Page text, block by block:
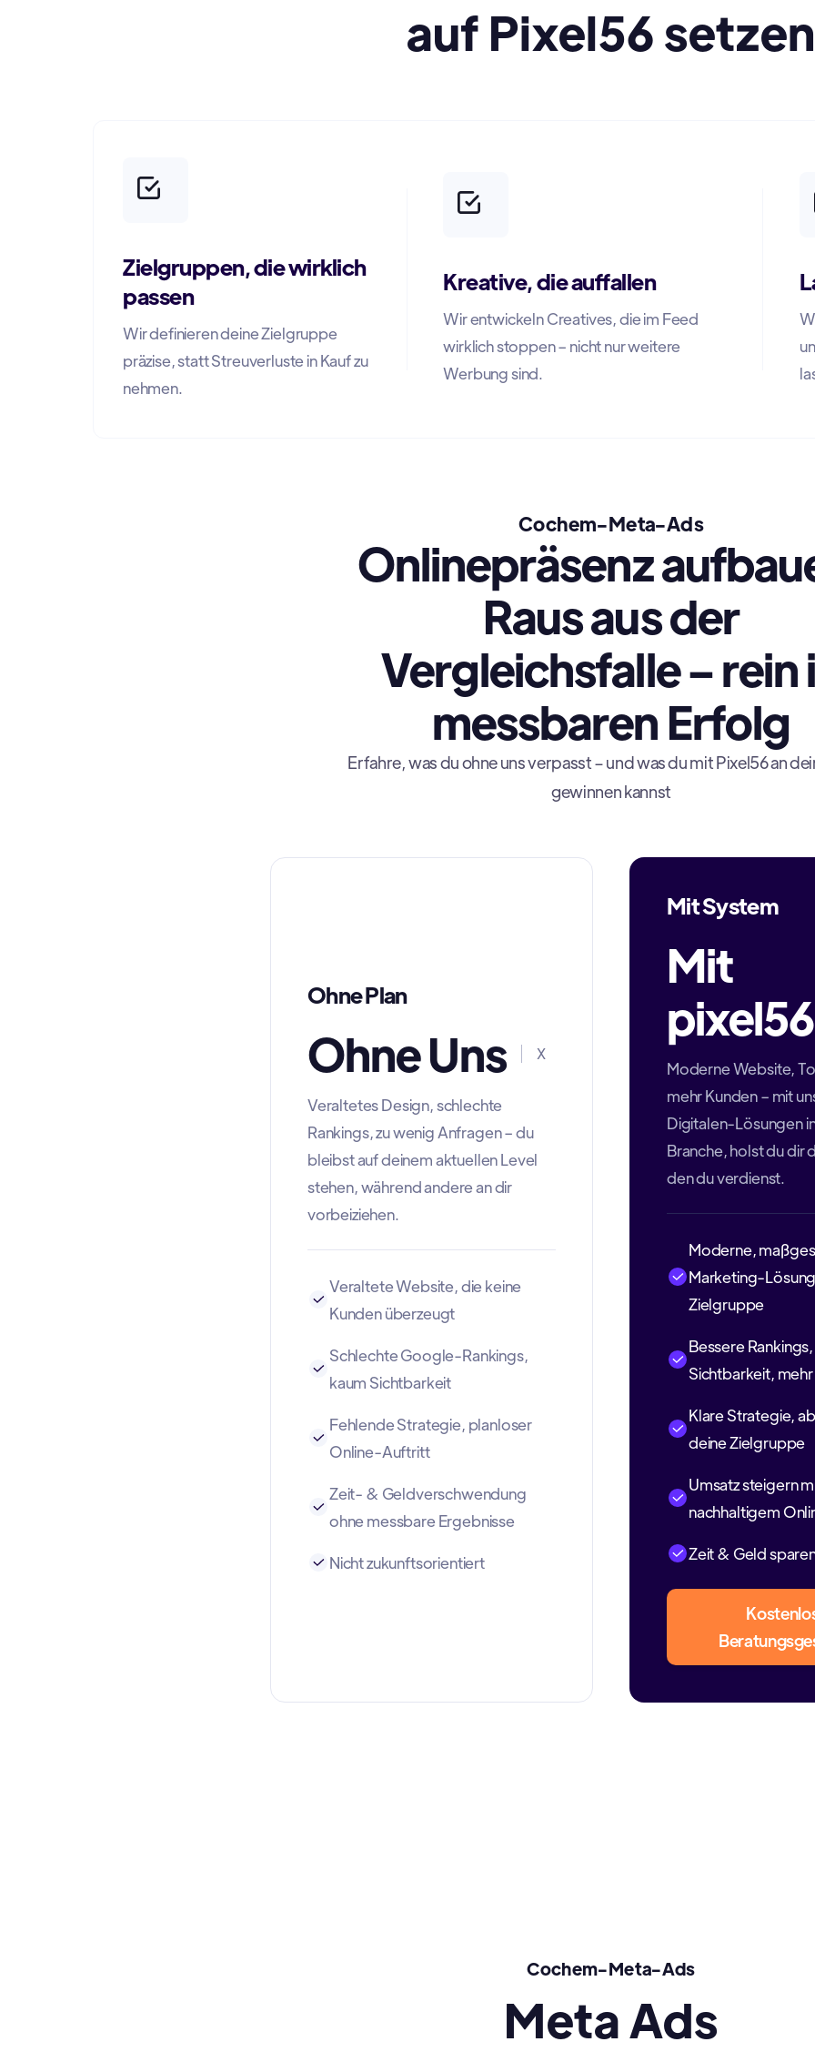
auf Pixel56
Zielgruppen, die wirklich
passen
Wir definieren deine Zielgruppe
präzise, statt Streuverluste in Kauf zu
nehmen.
Kreative, die auffallen
Wir entwickeln Creatives, die im Feed
wirklich stoppen – nicht nur weitere
Werbung sind.
Cochem-Meta-Ads
Onlinepräsenz
Raus aus der
Vergleichsfalle – rein
messbaren Erfolg
Erfahre, was du ohne uns verpasst – und was du mit Pixel56 an
gewinnen kannst
Ohne Plan
Ohne Uns X
Veraltetes Design, schlechte
Rankings, zu wenig Anfragen – du
bleibst auf deinem aktuellen Level
stehen, während andere an dir
vorbeiziehen.
Veraltete Website, die keine
Kunden überzeugt
Schlechte Google-Rankings,
kaum Sichtbarkeit
Fehlende Strategie, planloser
Online-Auftritt
Zeit- & Geldverschwendung
ohne messbare Ergebnisse
Nicht zukunftsorientiert
Mit System
Mit
pixel56
Moderne Website,
mehr Kunden – mit
Digitalen-Lösungen
Branche, holst du dir
den du verdienst.
Moderne,
Marketing-
Zielgruppe
Bessere
Sichtbarkeit,
Klare Strategie,
deine Zielgruppe
Umsatz steigern
nachhaltigem
Zeit & Geld
Cochem-Meta-Ads
Meta Ads